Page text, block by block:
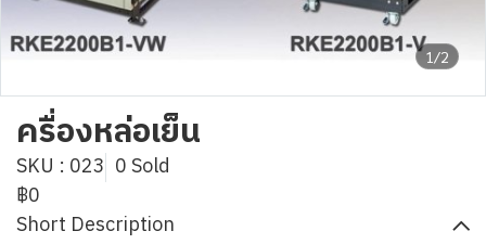
1/2
ครื่องหล่อเย็น
SKU : 023 0 Sold
฿0
Short Description